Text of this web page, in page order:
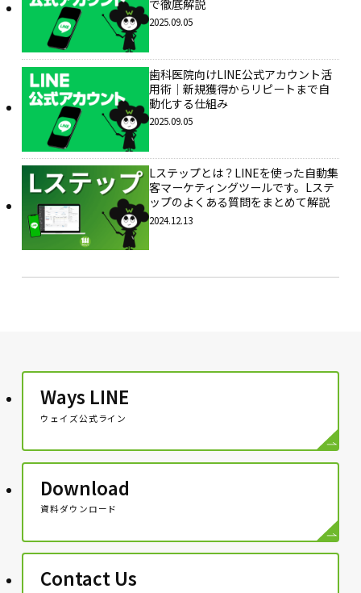
で徹底解説
2025.09.05
歯科医院向けLINE公式アカウント活
用術｜新規獲得からリピートまで自
動化する仕組み
2025.09.05
Lステップとは？LINEを使った自動集
客マーケティングツールです。Lステ
ップのよくある質問をまとめて解説
2024.12.13
Ways LINE
ウェイズ公式ライン
Download
資料ダウンロード
Contact Us